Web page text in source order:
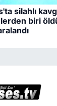
silahlı
biri